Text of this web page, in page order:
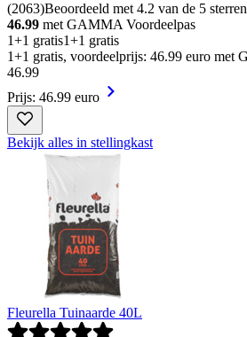
(2063)Beoordeeld met 4.2 van de 5
46.99 met GAMMA Voordeelpas
1+1 gratis1+1 gratis
1+1 gratis, voordeelprijs: 46.99 euro met
46.99
Prijs: 46.99 euro
Bekijk alles in stellingkast
Fleurella Tuinaarde 40L